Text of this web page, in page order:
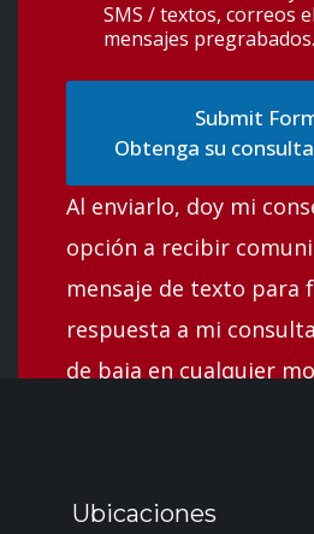
SMS / textos, correos
mensajes pregrabados.
Obtenga su
Al enviarlo, doy mi
opción a recibir
mensaje de texto para
respuesta a mi
de baja en cualquier
Ubicaciones